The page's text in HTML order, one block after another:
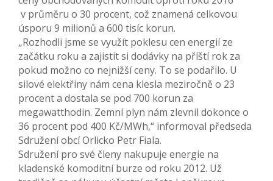
v průměru o 30 procent, což znamená celkovou
úsporu 9 milionů a 600 tisíc korun.
„Rozhodli jsme se využít poklesu cen energií ze
začátku roku a zajistit si dodávky na příští rok za
pokud možno co nejnižší ceny. To se podařilo. U
silové elektřiny nám cena klesla meziročně o 23
procent a dostala se pod 700 korun za
megawatthodin. Zemní plyn nám zlevnil dokonce o
36 procent pod 400 Kč/MWh,“ informoval předseda
Sdružení obcí Orlicko Petr Fiala.
Sdružení pro své členy nakupuje energie na
kladenské komoditní burze od roku 2012. Už